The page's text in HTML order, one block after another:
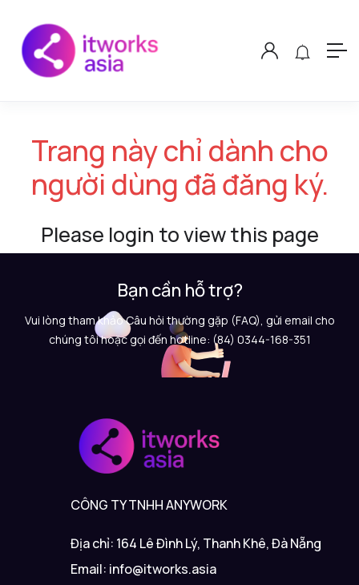
Trang này chỉ dành cho
người dùng đã đăng ký.
Please login to view this page
Bạn cần hỗ trợ?
Vui lòng tham khảo Câu hỏi thường gặp (FAQ), gửi email cho
chúng tôi hoặc gọi đến hotline: (84) 0344-168-351
CÔNG TY TNHH ANYWORK
Địa chỉ: 164 Lê Đình Lý, Thanh Khê, Đà Nẵng
Email: info@itworks.asia